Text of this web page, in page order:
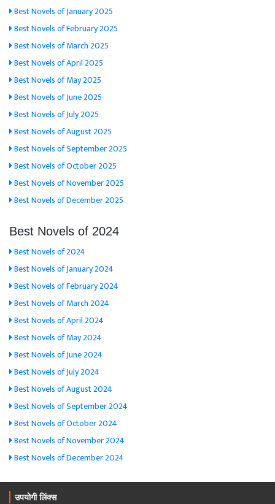
Best Novels of January 2025
Best Novels of February 2025
Best Novels of March 2025
Best Novels of April 2025
Best Novels of May 2025
Best Novels of June 2025
Best Novels of July 2025
Best Novels of August 2025
Best Novels of September 2025
Best Novels of October 2025
Best Novels of November 2025
Best Novels of December 2025
Best Novels of 2024
Best Novels of 2024
Best Novels of January 2024
Best Novels of February 2024
Best Novels of March 2024
Best Novels of April 2024
Best Novels of May 2024
Best Novels of June 2024
Best Novels of July 2024
Best Novels of August 2024
Best Novels of September 2024
Best Novels of October 2024
Best Novels of November 2024
Best Novels of December 2024
उपयोगी लिंक्स